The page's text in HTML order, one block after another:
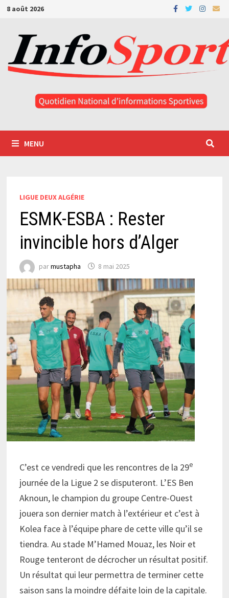
Passer
contenu
8 août 2026
MENU
LIGUE DEUX ALGÉRIE
ESMK-ESBA : Rester
invincible hors d’Alger
parmustapha 8 mai 2025
C’est ce vendredi que les rencontres de la 29e
journée de la Ligue 2 se disputeront. L’ES Ben
Aknoun, le champion du groupe Centre-Ouest
jouera son dernier match à l’extérieur et c’est à
Kolea face à l’équipe phare de cette ville qu’il se
tiendra. Au stade M’Hamed Mouaz, les Noir et
Rouge tenteront de décrocher un résultat positif.
Un résultat qui leur permettra de terminer cette
saison sans la moindre défaite loin de la capitale.